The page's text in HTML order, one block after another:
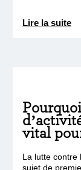
Lire la suite
vital
La lutte contre
sujet de